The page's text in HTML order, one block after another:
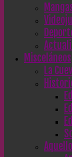
Misceláneos
La